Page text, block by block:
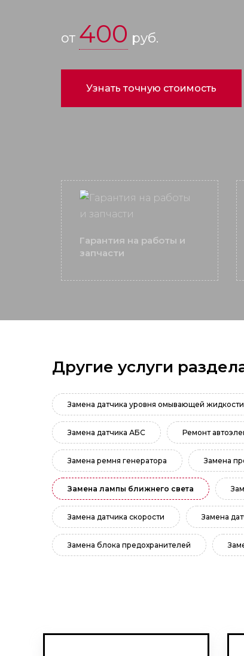
от 400 руб.
Узнать точную стоимость
Гарантия на работы и
запчасти
Другие услуги
Замена датчика уровня омывающей жидкости
Замена датчика АБС Ремонт
Замена ремня генератора Замена
Замена лампы ближнего света
Замена датчика скорости Замена
Замена блока предохранителей